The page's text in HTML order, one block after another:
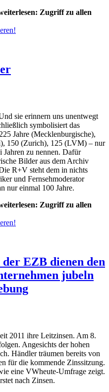
Zugriff zu allen
sie erinnern uns unentwegt
symbolisiert das
Jahre (Mecklenburgische),
150 (Zurich), 125 (LVM) – nur
Jahren zu nennen. Dafür
Bilder aus dem Archiv
R+V steht dem in nichts
und Fernsehmoderator
nur einmal 100 Jahre.
Zugriff zu allen
EZB dienen den
jubeln
2011 ihre Leitzinsen. Am 8.
Angesichts der hohen
Händler träumen bereits von
für die kommende Zinssitzung.
eine VWheute-Umfrage zeigt.
nach Zinsen.